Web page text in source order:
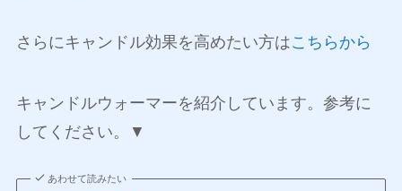
さらにキャンドル効果を高めたい方はこちらから
キャンドルウォーマーを紹介しています。参考に
してください。▼
あわせて読みたい